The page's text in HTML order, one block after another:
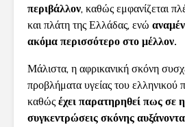
περιβάλλον, καθώς εμφανίζεται
και πλάτη της Ελλάδας, ενώ
ακόμα περισσότερο στο μέλλον.
Μάλιστα, η αφρικανική σκόνη
προβλήματα υγείας του ελληνικού
καθώς έχει παρατηρηθεί πως σε
συγκεντρώσεις σκόνης